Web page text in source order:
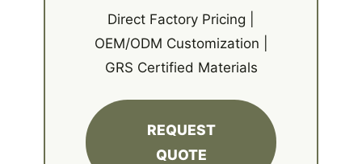
Direct Factory Pricing |
OEM/ODM Customization |
GRS Certified Materials
REQUEST
QUOTE